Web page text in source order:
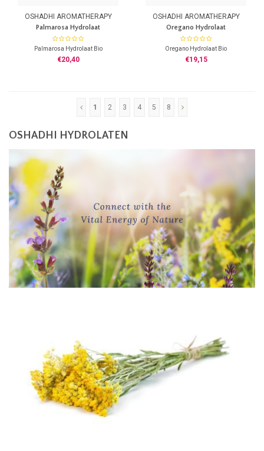
OSHADHI AROMATHERAPY
Palmarosa Hydrolaat
Palmarosa Hydrolaat Bio
Botanische naam: Cymbopogon
Herkomst: Nepal
€20,40
OSHADHI AROMATHERAPY
Oregano Hydrolaat
Oregano Hydrolaat Bio
Botanische naam: Origanum
Herkomst: Frankrijk
€19,15
1 2 3 4 5 8
OSHADHI HYDROLATEN